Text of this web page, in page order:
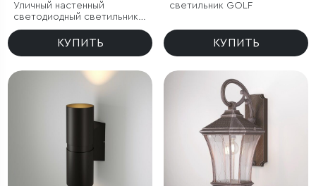
Уличный настенный
светодиодный светильник
Nimbus IP54
КУПИТЬ
светильник GOLF
КУПИТЬ